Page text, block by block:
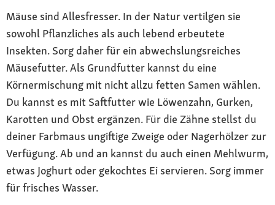
Mäuse sind Allesfresser. In der Natur vertilgen sie
sowohl Pflanzliches als auch lebend erbeutete
Insekten. Sorg daher für ein abwechslungsreiches
Mäusefutter. Als Grundfutter kannst du eine
Körnermischung mit nicht allzu fetten Samen wählen.
Du kannst es mit Saftfutter wie Löwenzahn, Gurken,
Karotten und Obst ergänzen. Für die Zähne stellst du
deiner Farbmaus ungiftige Zweige oder Nagerhölzer zur
Verfügung. Ab und an kannst du auch einen Mehlwurm,
etwas Joghurt oder gekochtes Ei servieren. Sorg immer
für frisches Wasser.